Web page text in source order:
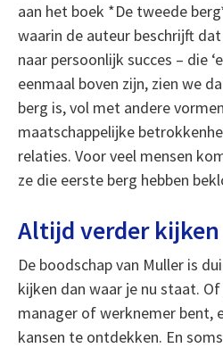
aan het boek *De tweede
waarin de auteur beschrijft
naar persoonlijk succes – die
eenmaal boven zijn, zien we
berg is, vol met andere
maatschappelijke
relaties. Voor veel mensen
ze die eerste berg hebben
Altijd verder kijken
De boodschap van Muller is
kijken dan waar je nu staat.
manager of werknemer bent,
kansen te ontdekken. En